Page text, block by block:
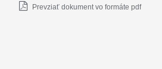
Prevziať dokument vo formáte pdf